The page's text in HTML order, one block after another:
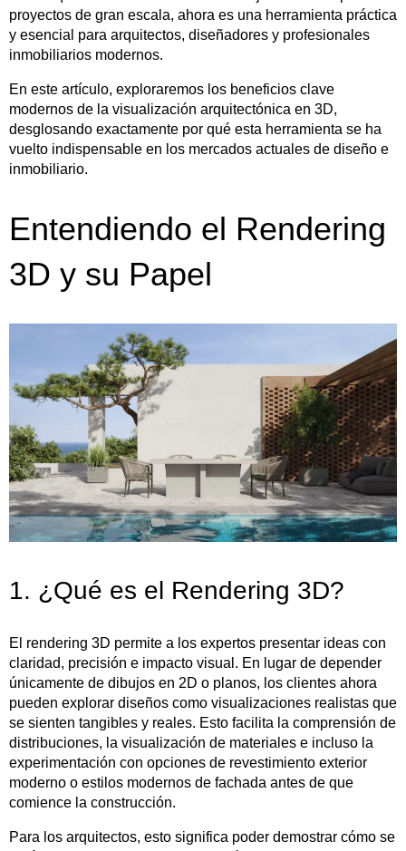
proyectos de gran escala, ahora es una herramienta práctica
y esencial para arquitectos, diseñadores y profesionales
inmobiliarios modernos.
En este artículo, exploraremos los beneficios clave
modernos de la visualización arquitectónica en 3D,
desglosando exactamente por qué esta herramienta se ha
vuelto indispensable en los mercados actuales de diseño e
inmobiliario.
Entendiendo el Rendering
3D y su Papel
1. ¿Qué es el Rendering 3D?
El rendering 3D permite a los expertos presentar ideas con
claridad, precisión e impacto visual. En lugar de depender
únicamente de dibujos en 2D o planos, los clientes ahora
pueden explorar diseños como visualizaciones realistas que
se sienten tangibles y reales. Esto facilita la comprensión de
distribuciones, la visualización de materiales e incluso la
experimentación con opciones de revestimiento exterior
moderno o estilos modernos de fachada antes de que
comience la construcción.
Para los arquitectos, esto significa poder demostrar cómo se